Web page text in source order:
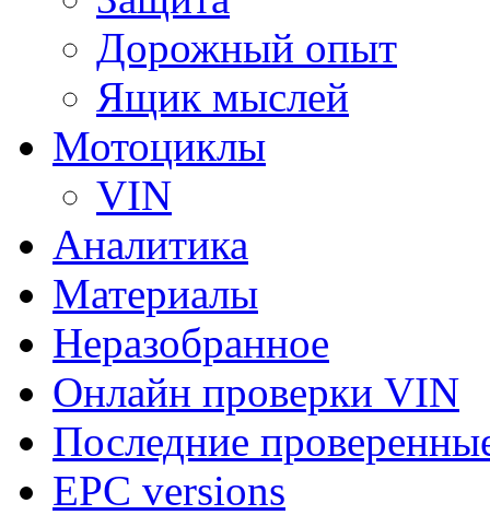
Дорожный опыт
Ящик мыслей
Мотоциклы
VIN
Аналитика
Материалы
Неразобранное
Онлайн проверки VIN
Последние
EPC versions